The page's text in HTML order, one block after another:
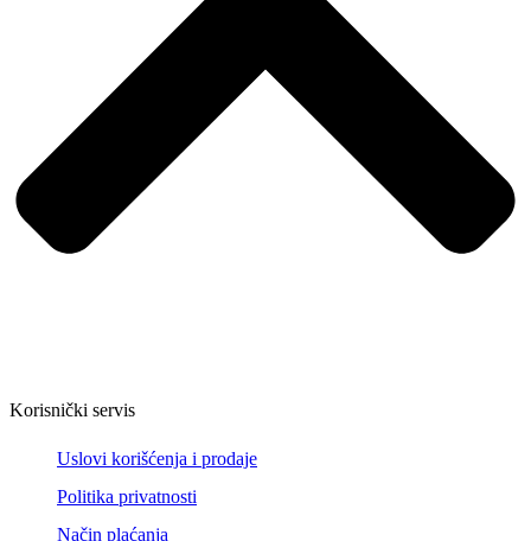
Korisnički servis
Uslovi korišćenja i prodaje
Politika privatnosti
Način plaćanja